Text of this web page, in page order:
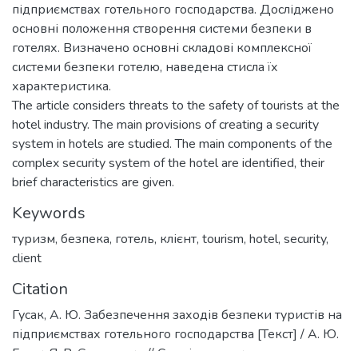
підприємствах готельного господарства. Досліджено
основні положення створення системи безпеки в
готелях. Визначено основні складові комплексної
системи безпеки готелю, наведена стисла їх
характеристика.
The article considers threats to the safety of tourists at the
hotel industry. The main provisions of creating a security
system in hotels are studied. The main components of the
complex security system of the hotel are identified, their
brief characteristics are given.
Keywords
туризм, безпека, готель, клієнт, tourism, hotel, security,
client
Citation
Гусак, А. Ю. Забезпечення заходів безпеки туристів на
підприємствах готельного господарства [Текст] / А. Ю.